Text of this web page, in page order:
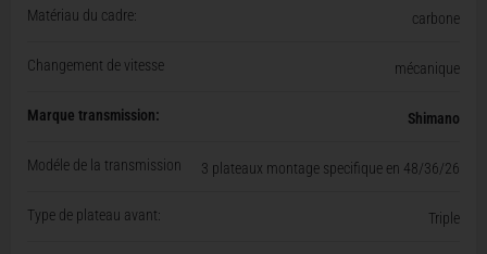
Matériau du cadre: carbone
Changement de vitesse mécanique
Marque transmission: Shimano
Modéle de la transmission 3 plateaux montage specifique en 48/36/26
Type de plateau avant: Triple